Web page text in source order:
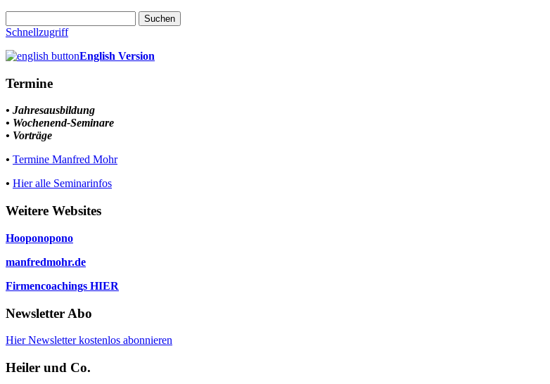
nach:
Schnellzugriff
English Version
Termine
• Jahresausbildung
• Wochenend-Seminare
• Vorträge
• Termine Manfred Mohr
• Hier alle Seminarinfos
Weitere Websites
Hooponopono
manfredmohr.de
Firmencoachings HIER
Newsletter Abo
Hier Newsletter kostenlos abonnieren
Heiler und Co.